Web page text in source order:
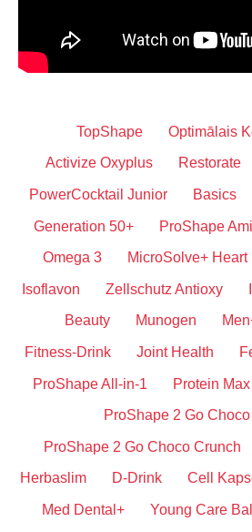
TopShape Optimālais
Activize Oxyplus Restorate
PowerCocktail Junior Basics
Generation 50+ ProShape
Omega 3 MicroSolve+ Heart
Isoflavon Zellschutz Antioxy
Beauty Munogen
Fitness-Drink Joint Health
ProShape All-in-1 Protein Max
ProShape 2 Go
ProShape 2 Go Choco Crunch
Herbaslim D-Drink Cell
Med Dental+ Young Care